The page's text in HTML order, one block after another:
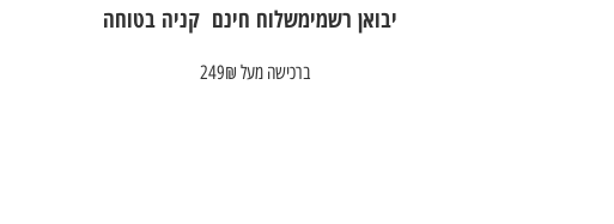
יבואן רשמימשלוח חינם
ברכישה מעל 249₪
קניה בטוחה